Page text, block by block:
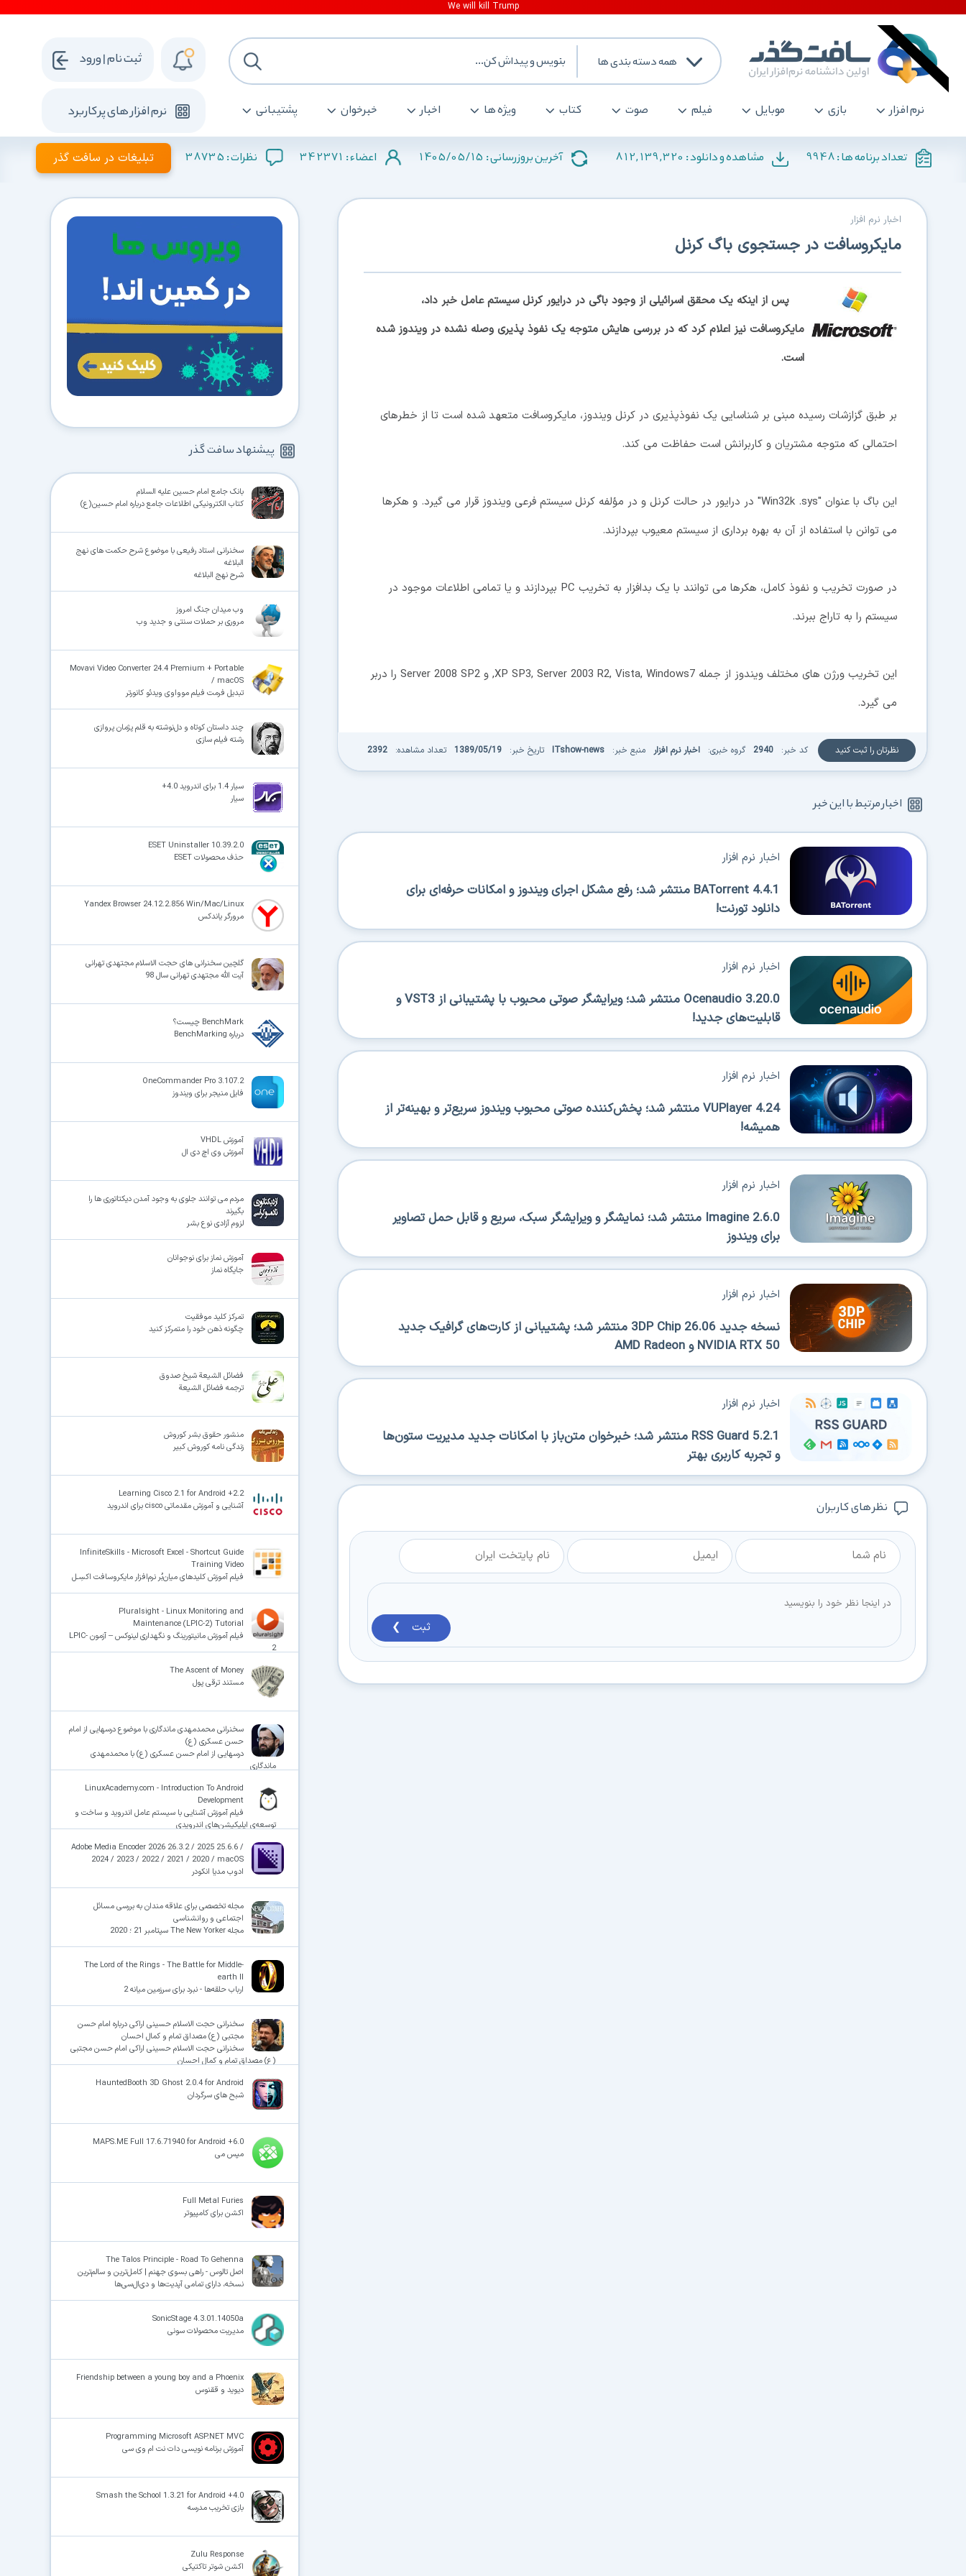
همه دسته بندی ها
نرم افزار بازی موبایل فیلم صوت کتاب ویژه ها اخبار خبرخوان پشتیبانی نرم افزار های پرکاربرد
ثبت نام | ورود
تعداد برنامه ها :9948 مشاهده و دانلود : 812,139,320 آخرین بروزرسانی : 1405/05/15 اعضاء : 342371 نظرات : 38735 تبلیغات در سافت گذر
اخبار نرم افزار
مایکروسافت در جستجوی باگ کرنل
پس از اینکه یک محقق اسرائیلی از وجود باگی در درایور کرنل سیستم عامل خبر داد،
مایکروسافت نیز اعلام کرد که در بررسی هایش متوجه یک نفوذ پذیری وصله نشده در ویندوز شده
است.
بر طبق گزازشات رسیده مبنی بر شناسایی یک نفوذپذیری در کرنل ویندوز، مایکروسافت متعهد شده است تا از خطرهای
احتمالی که متوجه مشتریان و کاربرانش است حفاظت می کند.
این باگ با عنوان "Win32k .sys" در درایور در حالت کرنل و در مؤلفه کرنل سیستم فرعی ویندوز قرار می گیرد. و هکرها
می توانن با استفاده از آن به بهره برداری از سیستم معیوب بپردازند.
در صورت تخریب و نفوذ کامل، هکرها می توانند با یک بدافزار به تخریب PC بپردازند و یا تمامی اطلاعات موجود در
سیستم را به تاراج ببرند.
این تخریب ورژن های مختلف ویندوز از جمله XP SP3, Server 2003 R2, Vista, Windows7, و Server 2008 SP2 را دربر
می گیرد.
نظرتان را ثبت کنید کد خبر: 2940 گروه خبری: اخبار نرم افزار منبع خبر: ITshow-news تاریخ خبر: 1389/05/19 تعداد مشاهده: 2392
اخبار مرتبط با این خبر
BATorrent 4.4.1 منتشر شد؛ رفع مشکل اجرای ویندوز و امکانات حرفه‌ای برای
دانلود تورنت!
اخبار نرم افزار
Ocenaudio 3.20.0 منتشر شد؛ ویرایشگر صوتی محبوب با پشتیبانی از VST3 و
قابلیت‌های جدید!
اخبار نرم افزار
VUPlayer 4.24 منتشر شد؛ پخش‌کننده صوتی محبوب ویندوز سریع‌تر و بهینه‌تر از
همیشه!
اخبار نرم افزار
Imagine 2.6.0 منتشر شد؛ نمایشگر و ویرایشگر سبک، سریع و قابل حمل تصاویر
برای ویندوز
اخبار نرم افزار
نسخه جدید 3DP Chip 26.06 منتشر شد؛ پشتیبانی از کارت‌های گرافیک جدید
NVIDIA RTX 50 و AMD Radeon
اخبار نرم افزار
RSS Guard 5.2.1 منتشر شد؛ خبرخوان متن‌باز با امکانات جدید مدیریت ستون‌ها
و تجربه کاربری بهتر
اخبار نرم افزار
نظر های کاربران
ثبت ❯
پیشنهاد سافت گذر
بانک جامع امام حسین علیه السلام
کتاب الکترونیکی اطلاعات جامع درباره امام حسین(ع)
سخنرانی استاد رفیعی با موضوع شرح حکمت های نهج
البلاغه
شرح نهج البلاغه
وب میدان جنگ امروز
مروری بر حملات سنتی و جدید وب
Movavi Video Converter 24.4 Premium + Portable
/ macOS
تبدیل فرمت فیلم موواوی ویدئو کانورتر
چند داستان کوتاه و دل‌نوشته به قلم پژمان پروازی
رشته‌ فیلم سازی
سیار 1.4 برای اندروید 4.0+
سیار
ESET Uninstaller 10.39.2.0
حذف محصولات ESET
Yandex Browser 24.12.2.856 Win/Mac/Linux
مرورگر یاندکس
گلچین سخنرانی های حجت الاسلام مجتهدی تهرانی
آیت الله مجتهدی تهرانی سال 98
BenchMark چیست؟
درباره BenchMarking
OneCommander Pro 3.107.2
فایل منیجر برای ویندوز
آموزش VHDL
آموزش وی اچ دی ال
مردم می توانند جلوی به وجود آمدن دیکتاتوری ها را
بگیرند
لزوم آزادی نوع بشر
آموزش نماز برای نوجوانان
جایگاه نماز
تمرکز کلید موفقیت
چگونه ذهن خود را متمرکز کنید‎
فضائل الشیعة شیخ صدوق
ترجمه فضائل الشیعة
منشور حقوق بشر کوروش
زندگی نامه کوروش کبیر
Learning Cisco 2.1 for Android +2.2
آشنایی و آموزش مقدماتی cisco برای اندروید
InfiniteSkills - Microsoft Excel - Shortcut Guide
Training Video
فیلم آموزش کلیدهای میان‌بُر نرم‌افزار مایکروسافت اکسِـل
Pluralsight - Linux Monitoring and
Maintenance (LPIC-2) Tutorial
فیلم آموزش مانیتورینگ و نگهداری لینوکس – آزمون LPIC-
2
The Ascent of Money
مستند ترقی پول
سخنرانی محمدمهدی ماندگاری با موضوع درسهایی از امام
حسن عسکری (ع)
درسهایی از امام حسن عسکری (ع) با محمدمهدی
ماندگاری
LinuxAcademy.com - Introduction To Android
Development
فیلم آموزش آشنایی با سیستم عامل اندروید و ساخت و
توسعه‌ی اپلیکیشن‌های اندرویدی
Adobe Media Encoder 2026 26.3.2 / 2025 25.6.6 /
2024 / 2023 / 2022 / 2021 / 2020 / macOS
ادوب مدیا انکودر
مجله تخصصی برای علاقه مندان به بررسی مسائل
اجتماعی و روانشناسی
مجله The New Yorker سپتامبر 21 ؛ 2020
The Lord of the Rings - The Battle for Middle-
earth II
ارباب حلقه‌ها - نبرد برای سرزمین میانه 2
سخنرانی حجت الاسلام حسینی اراکی درباره امام حسن
مجتبی (ع) مصداق تمام و کمال احسان
سخنرانی حجت الاسلام حسینی اراکی امام حسن مجتبی
(ع) مصداق تمام و کمال احسان
HauntedBooth 3D Ghost 2.0.4 for Android
شبح های سرگردان
MAPS.ME Full 17.6.71940 for Android +6.0
مپس می
Full Metal Furies
اکشن برای کامپیوتر
The Talos Principle - Road To Gehenna
اصل تالوس - راهی بسوی جهنم | کامل‌ترین و سالم‌ترین
نسخه، دارای تمامی آپدیت‌ها و دی‌ال‌سی‌ها
SonicStage 4.3.01.14050a
مدیریت محصولات سونی
Friendship between a young boy and a Phoenix
دیوید و ققنوس
Programming Microsoft ASP.NET MVC
آموزش برنامه نویسی دات نت ام وی سی
Smash the School 1.3.21 for Android +4.0
بازی تخریب مدرسه
Zulu Response
اکشن شوتر تاکتیکی